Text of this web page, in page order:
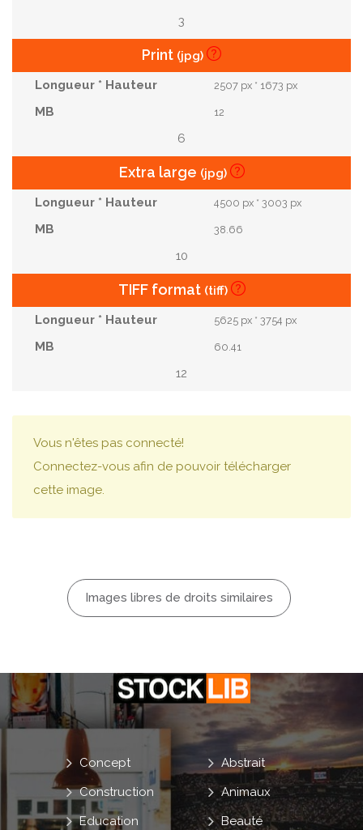
3
Print (jpg)
2507 px * 1673 px
12
6
Extra large (jpg)
4500 px * 3003 px
38.66
10
TIFF format (tiff)
5625 px * 3754 px
60.41
12
Vous n'êtes pas connecté!
Connectez-vous afin de pouvoir télécharger
cette image.
Images libres de droits similaires
Abstrait
Animaux
Beauté
Concept
Construction
Education